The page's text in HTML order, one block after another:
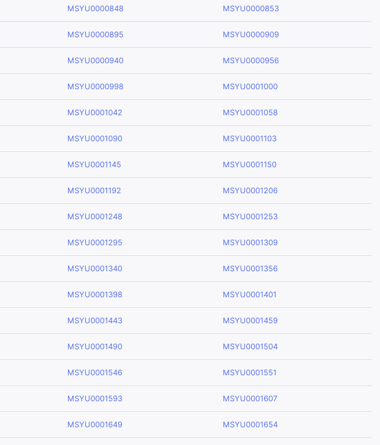
MSYU0000848 MSYU0000853
MSYU0000895 MSYU0000909
MSYU0000940 MSYU0000956
MSYU0000998 MSYU0001000
MSYU0001042 MSYU0001058
MSYU0001090 MSYU0001103
MSYU0001145 MSYU0001150
MSYU0001192 MSYU0001206
MSYU0001248 MSYU0001253
MSYU0001295 MSYU0001309
MSYU0001340 MSYU0001356
MSYU0001398 MSYU0001401
MSYU0001443 MSYU0001459
MSYU0001490 MSYU0001504
MSYU0001546 MSYU0001551
MSYU0001593 MSYU0001607
MSYU0001649 MSYU0001654